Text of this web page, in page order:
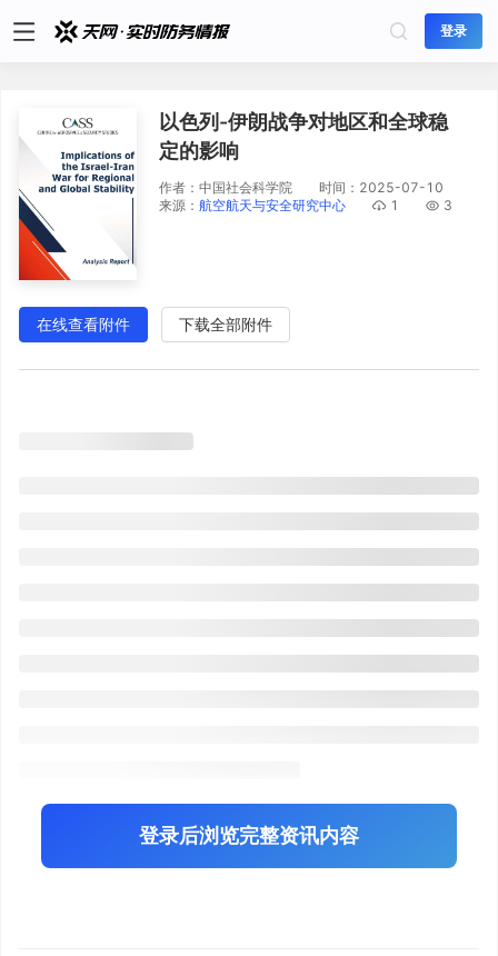
登录
以色列-伊朗战争对地区和全球稳
定的影响
作者： 中国社会科学院 时间： 2025-07-10
来源： 航空航天与安全研究中心 1 3
在线查看附件 下载全部附件
登录后浏览完整资讯内容